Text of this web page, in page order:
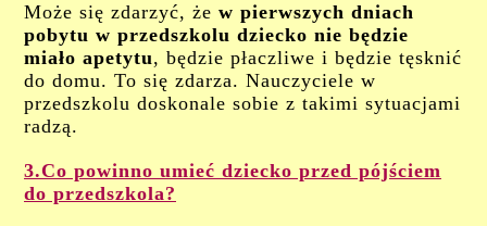
Może się zdarzyć, że w pierwszych dniach
pobytu w przedszkolu dziecko nie będzie
miało apetytu, będzie płaczliwe i będzie tęsknić
do domu. To się zdarza. Nauczyciele w
przedszkolu doskonale sobie z takimi sytuacjami
radzą.
3.Co powinno umieć dziecko przed pójściem
do przedszkola?